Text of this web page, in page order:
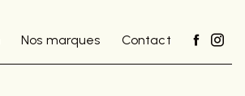
Nos marques Contact